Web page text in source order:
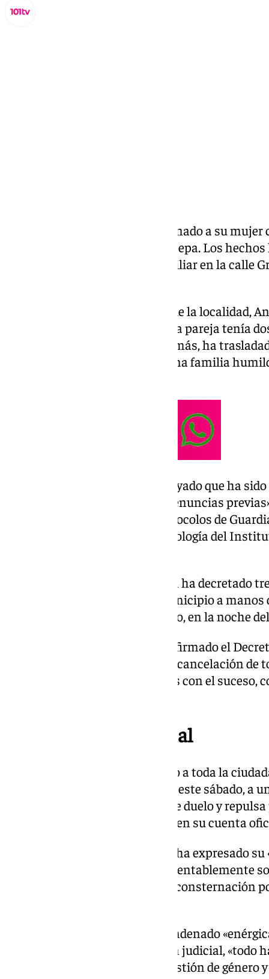
Un hombre de 48 años ha asesinado a su
en el municipio sevillano de Estepa. Los
22.30 horas en el domicilio familiar en la calle
Según ha informado el alcalde de la localidad,
declaraciones a Europa Press «la pareja tenía
de edad, respectivamente». Además, ha
vecinos ya que, «se trataba de una familia
En este sentido, el edil ha subrayado que ha
y que no se habían registrado denuncias
que «se activaron todos los protocolos de
actualmente, el servicio de psicología del
La localidad sevillana de Estepa ha decretado
asesinato de una vecina del municipio a
la vida tras cometer el homicidio, en la noche
Así, el Consistorio estepeño ha firmado el
además de estos días de luto, la cancelación
los «estrictamente relacionados con el
Tres días de luto oficial
De igual forma, se ha convocado a toda la
la localidad a las 17,00 horas de este sábado,
minutos de silencio» en señal de duelo y
ha informado el Ayuntamiento en su cuenta
Ante los hechos, el Consistorio ha expresado
dos familias estepeñas que lamentablemente
macabro suceso», así como su «consternación
Desde el Ayuntamiento han condenado
que, a espera de la confirmación judicial, «todo
asesinato de una mujer por cuestión de género